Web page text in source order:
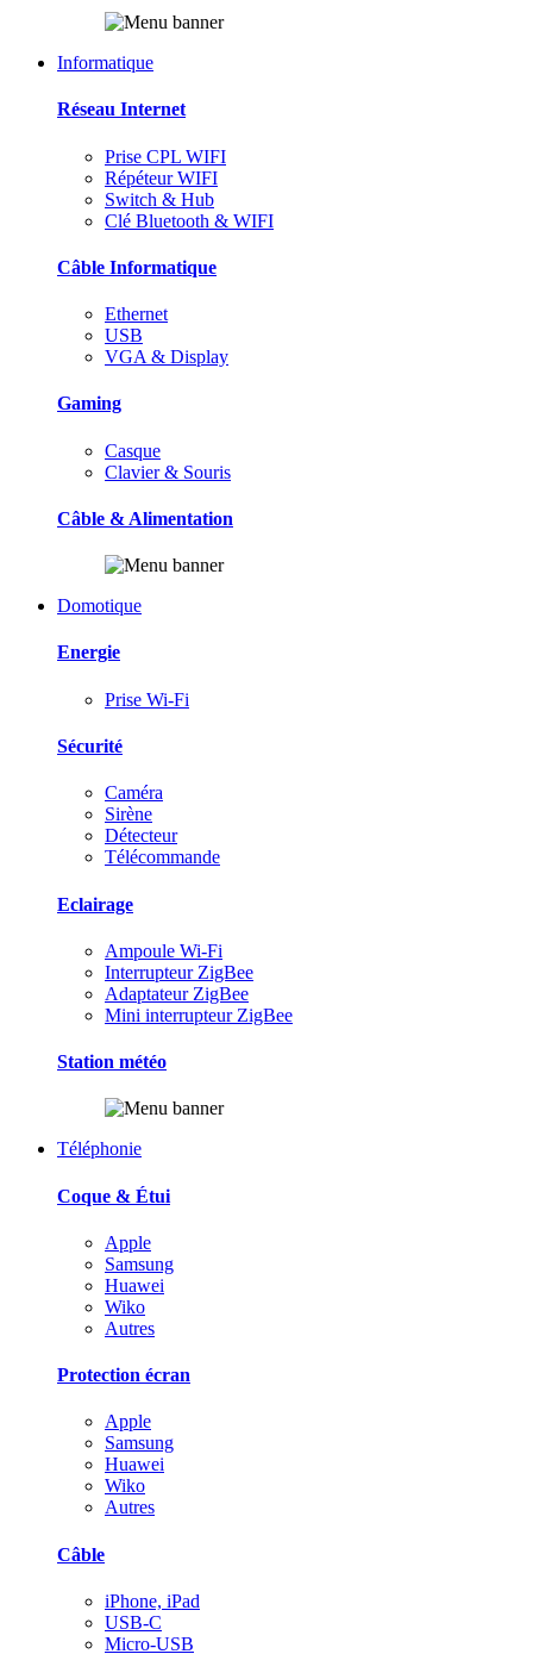
Informatique
Réseau Internet
Prise CPL WIFI
Répéteur WIFI
Switch & Hub
Clé Bluetooth & WIFI
Câble Informatique
Ethernet
USB
VGA & Display
Gaming
Casque
Clavier & Souris
Câble & Alimentation
Domotique
Energie
Prise Wi-Fi
Sécurité
Caméra
Sirène
Détecteur
Télécommande
Eclairage
Ampoule Wi-Fi
Interrupteur ZigBee
Adaptateur ZigBee
Mini interrupteur ZigBee
Station météo
Téléphonie
Coque & Étui
Apple
Samsung
Huawei
Wiko
Autres
Protection écran
Apple
Samsung
Huawei
Wiko
Autres
Câble
iPhone, iPad
USB-C
Micro-USB